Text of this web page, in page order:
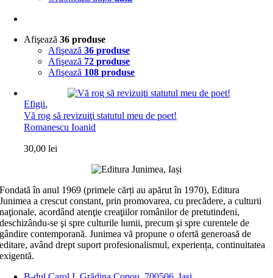
Afişează36 produse
Afişează36 produse
Afişează 72 produse
Afişează 108 produse
Efigii,
Vă rog să revizuiţi statutul meu de poet!
Romanescu Ioanid
30,00lei
Fondată în anul 1969 (primele cărți au apărut în 1970), Editura
Junimea a crescut constant, prin promovarea, cu precădere, a culturii
naţionale, acordând atenţie creaţiilor românilor de pretutindeni,
deschizându-se şi spre culturile lumii, precum şi spre curentele de
gândire contemporană. Junimea vă propune o ofertă generoasă de
editare, având drept suport profesionalismul, experiența, continuitatea
exigentă.